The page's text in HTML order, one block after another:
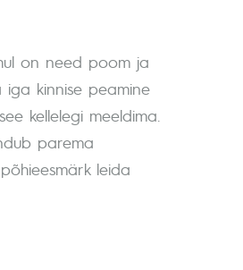
on need poom ja
iga kinnise peamine
kellelegi meeldima.
parema
leida